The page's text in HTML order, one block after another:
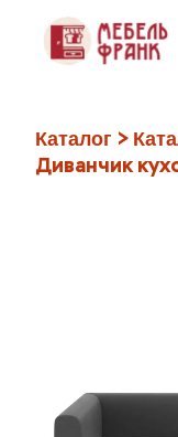
Каталог >
Диванчик